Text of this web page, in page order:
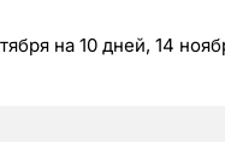
на 10 дней, 14